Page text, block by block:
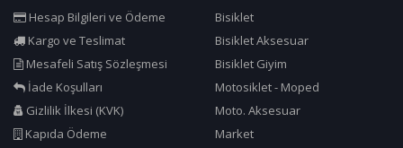
Hesap Bilgileri ve Ödeme
Kargo ve Teslimat
Mesafeli Satış Sözleşmesi
İade Koşulları
Gizlilik İlkesi (KVK)
Kapıda Ödeme
Bisiklet
Bisiklet Aksesuar
Bisiklet Giyim
Motosiklet - Moped
Moto. Aksesuar
Market